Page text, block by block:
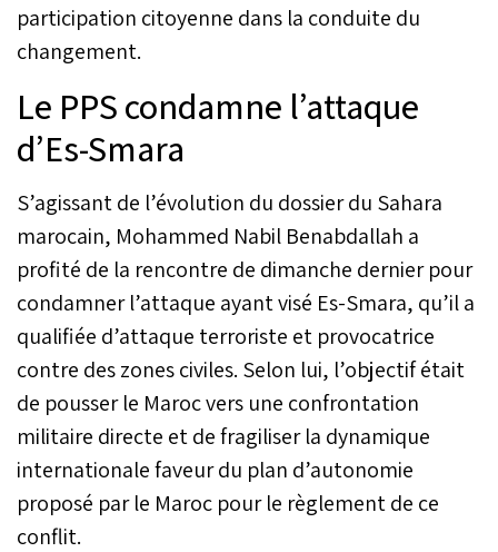
participation citoyenne dans la conduite du
changement.
Le PPS condamne l’attaque
d’Es-Smara
S’agissant de l’évolution du dossier du Sahara
marocain, Mohammed Nabil Benabdallah a
profité de la rencontre de dimanche dernier pour
condamner l’attaque ayant visé Es-Smara, qu’il a
qualifiée d’attaque terroriste et provocatrice
contre des zones civiles. Selon lui, l’objectif était
de pousser le Maroc vers une confrontation
militaire directe et de fragiliser la dynamique
internationale faveur du plan d’autonomie
proposé par le Maroc pour le règlement de ce
conflit.